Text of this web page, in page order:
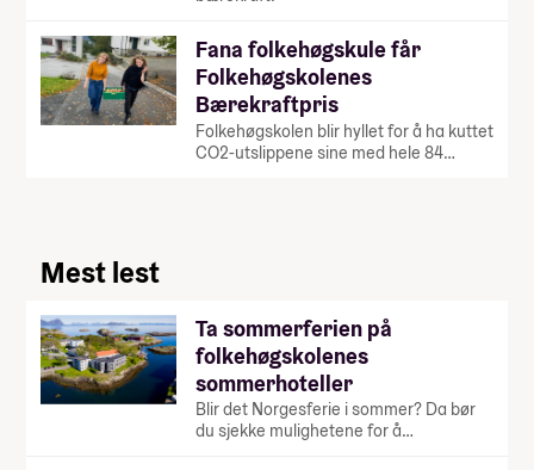
Fana folkehøgskule får
Folkehøgskolenes
Bærekraftpris
Folkehøgskolen blir hyllet for å ha kuttet
CO2-utslippene sine med hele 84…
Mest lest
Ta sommerferien på
folkehøgskolenes
sommerhoteller
Blir det Norgesferie i sommer? Da bør
du sjekke mulighetene for å…